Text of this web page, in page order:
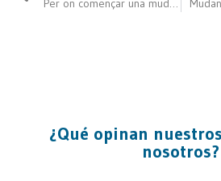
Per on començar una mudança
¿Qué opinan
nosotros?